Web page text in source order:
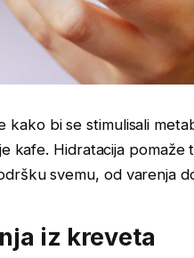
kako bi se stimulisali
kafe. Hidratacija pomaže
svemu, od varenja
iz kreveta